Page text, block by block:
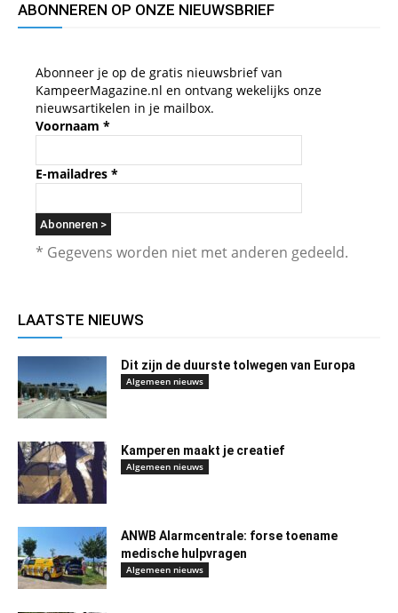
ABONNEREN OP ONZE NIEUWSBRIEF
Abonneer je op de gratis nieuwsbrief van
KampeerMagazine.nl en ontvang wekelijks onze
nieuwsartikelen in je mailbox.
Voornaam *
E-mailadres *
* Gegevens worden niet met anderen gedeeld.
LAATSTE NIEUWS
Dit zijn de duurste tolwegen van Europa
Algemeen nieuws
Kamperen maakt je creatief
Algemeen nieuws
ANWB Alarmcentrale: forse toename
medische hulpvragen
Algemeen nieuws